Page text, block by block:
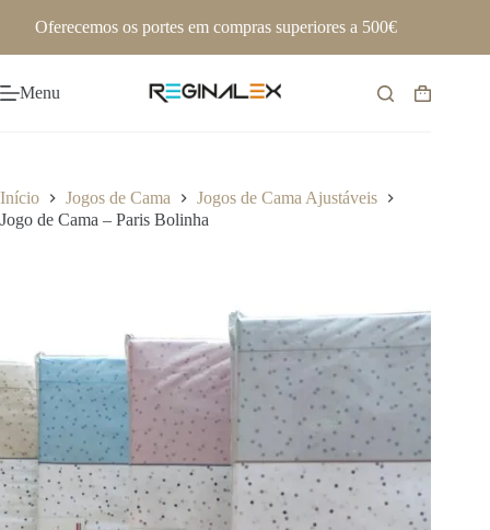
Oferecemos os portes em compras superiores a 500€
Menu
Carrinho
Início Jogos de Cama
Jogos de Cama Ajustáveis
Jogo de Cama – Paris Bolinha